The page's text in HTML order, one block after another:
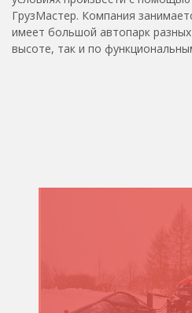
ГрузМастер. Компания
имеет большой автопарк
высоте, так и по